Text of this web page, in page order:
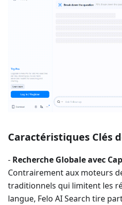
Caractéristiques Clés
- Recherche Globale avec
Contrairement aux moteurs
traditionnels qui limitent les
langue, Felo AI Search tire